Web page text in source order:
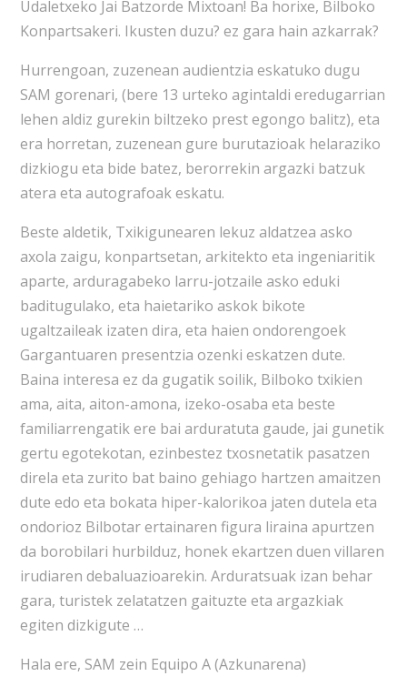
Udaletxeko Jai Batzorde Mixtoan! Ba horixe, Bilboko
Konpartsakeri. Ikusten duzu? ez gara hain azkarrak?
Hurrengoan, zuzenean audientzia eskatuko dugu
SAM gorenari, (bere 13 urteko agintaldi eredugarrian
lehen aldiz gurekin biltzeko prest egongo balitz), eta
era horretan, zuzenean gure burutazioak helaraziko
dizkiogu eta bide batez, berorrekin argazki batzuk
atera eta autografoak eskatu.
Beste aldetik, Txikigunearen lekuz aldatzea asko
axola zaigu, konpartsetan, arkitekto eta ingeniaritik
aparte, arduragabeko larru-jotzaile asko eduki
baditugulako, eta haietariko askok bikote
ugaltzaileak izaten dira, eta haien ondorengoek
Gargantuaren presentzia ozenki eskatzen dute.
Baina interesa ez da gugatik soilik, Bilboko txikien
ama, aita, aiton-amona, izeko-osaba eta beste
familiarrengatik ere bai arduratuta gaude, jai gunetik
gertu egotekotan, ezinbestez txosnetatik pasatzen
direla eta zurito bat baino gehiago hartzen amaitzen
dute edo eta bokata hiper-kalorikoa jaten dutela eta
ondorioz Bilbotar ertainaren figura liraina apurtzen
da borobilari hurbilduz, honek ekartzen duen villaren
irudiaren debaluazioarekin. Arduratsuak izan behar
gara, turistek zelatatzen gaituzte eta argazkiak
egiten dizkigute …
Hala ere, SAM zein Equipo A (Azkunarena)